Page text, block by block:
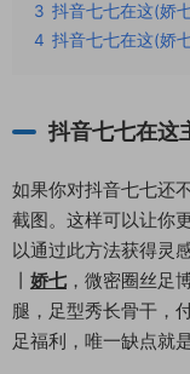
3 抖音七七在这(娇
4 抖音七七在这(娇
抖音七七在这
如果你对抖音七七还
截图。这样可以让你
以通过此方法获得灵
丨 娇七 ，微密圈丝足
腿，足型秀长骨干，
足福利，唯一缺点就